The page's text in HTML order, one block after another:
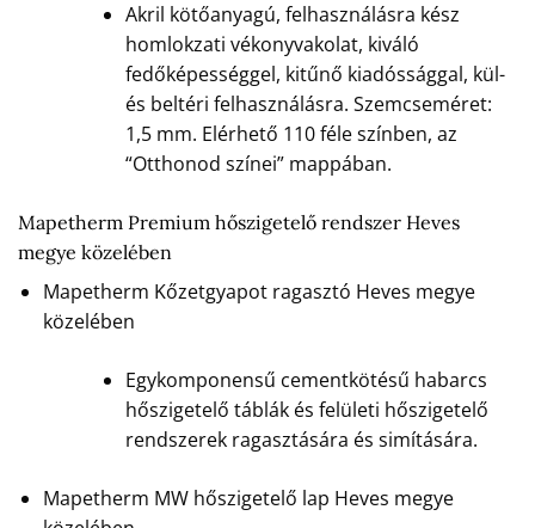
Akril kötőanyagú, felhasználásra kész
homlokzati vékonyvakolat, kiváló
fedőképességgel, kitűnő kiadóssággal, kül-
és beltéri felhasználásra. Szemcseméret:
1,5 mm. Elérhető 110 féle színben, az
“Otthonod színei” mappában.
Mapetherm Premium hőszigetelő rendszer Heves
megye közelében
Mapetherm Kőzetgyapot ragasztó Heves megye
közelében
Egykomponensű cementkötésű habarcs
hőszigetelő táblák és felületi hőszigetelő
rendszerek ragasztására és simítására.
Mapetherm MW hőszigetelő lap Heves megye